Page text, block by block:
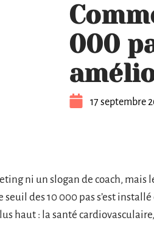
000
17 septembre
ni un slogan de coach, mais
des 10 000 pas s’est
haut : la santé